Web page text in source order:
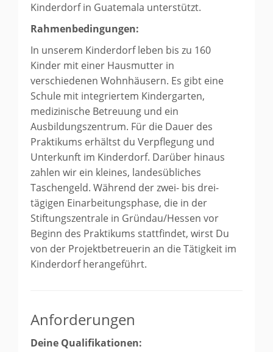
Kinderdorf in Guatemala unterstützt.
Rahmenbedingungen:
In unserem Kinderdorf leben bis zu 160
Kinder mit einer Hausmutter in
verschiedenen Wohnhäusern. Es gibt eine
Schule mit integriertem Kindergarten,
medizinische Betreuung und ein
Ausbildungszentrum. Für die Dauer des
Praktikums erhältst du Verpflegung und
Unterkunft im Kinderdorf. Darüber hinaus
zahlen wir ein kleines, landesübliches
Taschengeld. Während der zwei- bis drei-
tägigen Einarbeitungsphase, die in der
Stiftungszentrale in Gründau/Hessen vor
Beginn des Praktikums stattfindet, wirst Du
von der Projektbetreuerin an die Tätigkeit im
Kinderdorf herangeführt.
Anforderungen
Deine Qualifikationen: